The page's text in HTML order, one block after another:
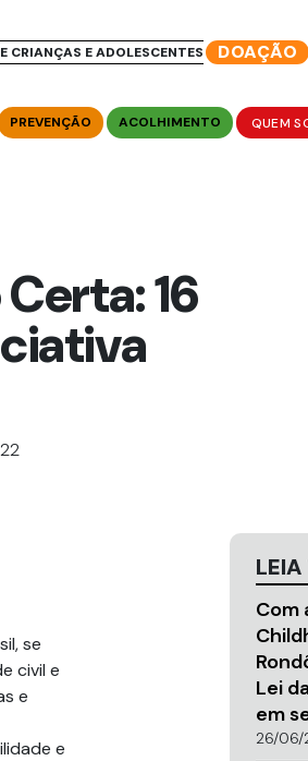
CRIANÇAS E ADOLESCENTES DOAÇÃO
PREVENÇÃO ACOLHIMENTO QUEM
16
se
civil e
e
e
Com
Lei
em
26/06/